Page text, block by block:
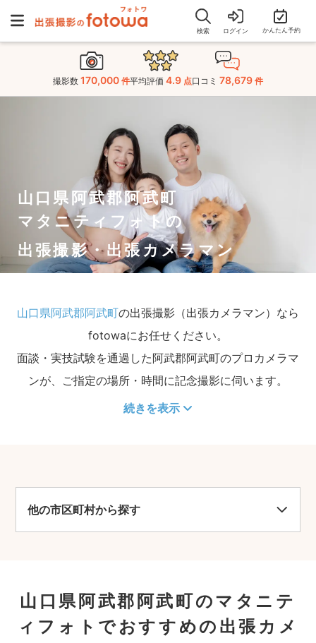
検索 ログイン かんたん予約
撮影数 170,000 件平均評価 4.9 点口コミ 78,679 件
山口県阿武郡阿武町
マタニティフォトの
出張撮影・出張カメラマン
山口県阿武郡阿武町の出張撮影（出張カメラマン）なら
fotowaにお任せください。
面談・実技試験を通過した阿武郡阿武町のプロカメラマ
ンが、ご指定の場所・時間に記念撮影に伺います。
続きを表示
他の市区町村から探す
山口県阿武郡阿武町のマタニテ
ィフォトでおすすめの出張カメ